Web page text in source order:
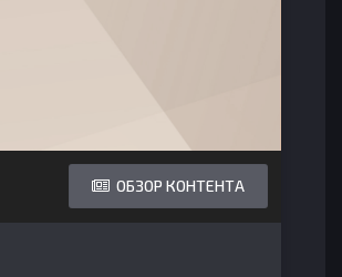
ОБЗОР КОНТЕНТА